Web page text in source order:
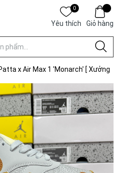
0
Yêu thích Giỏ hàng
x Air Max 1 'Monarch' [ Xưởng